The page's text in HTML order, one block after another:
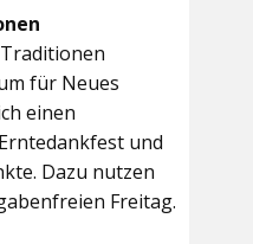
für Neues
einen
und
Dazu nutzen
Freitag.